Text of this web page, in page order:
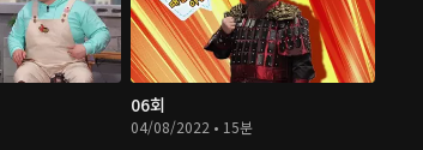
06회
04/08/2022 • 15분